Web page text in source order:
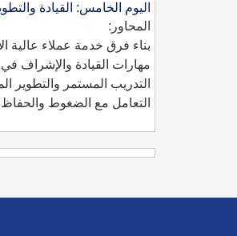
اليوم الخامس: القيادة
المحاور:
بناء فرق خدمة عملاء عالية
مهارات القيادة والإشراف
التدريب المستمر والتطوير
التعامل مع الضغوط والحفاظ